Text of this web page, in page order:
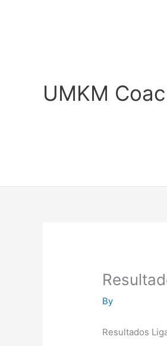
UMKM
By
Resultados